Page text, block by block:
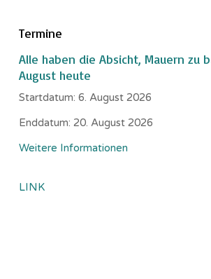
Termine
Alle haben die Absicht, Mauern zu
August heute
Startdatum: 6. August 2026
Enddatum: 20. August 2026
Weitere Informationen
LINK